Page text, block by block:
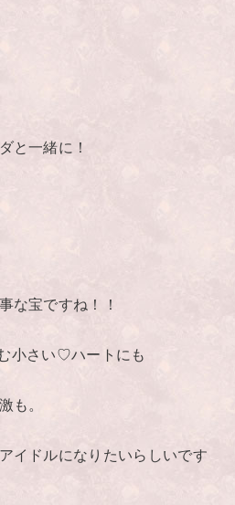
と一緒に！
な宝ですね！！
小さい♡ハートにも
も。
イドルになりたいらしいです